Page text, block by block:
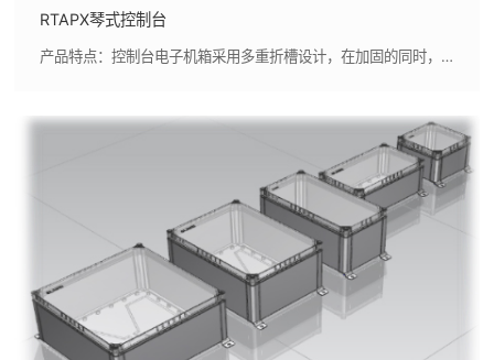
RTAPX琴式控制台
产品特点：控制台电子机箱采用多重折槽设计，在加固的同时，能有效防止杂物和水浸入,显示单元翻盖设计，配有气撑助力机构，体现控制台高端品质及人性化